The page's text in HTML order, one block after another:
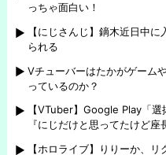
っちゃ面白い！
【にじさんじ】鏑木近日中
られる
Vチューバーはたかがゲーム
っているのか？
【VTuber】Google Play「
『にじだけと思ってたけど座
【ホロライブ】りりーか、